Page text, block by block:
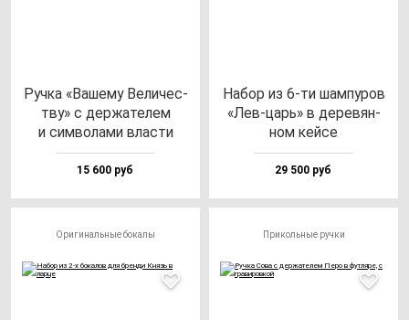
Руч­ка «Ваше­му Вели­чес­
тву» с дер­жа­те­лем
и сим­во­ла­ми влас­ти
15 600 руб
Набор из 6-ти шам­пу­ров
«Лев-царь» в де­ре­вян­
ном кей­се
29 500 руб
Оригинальные бокалы Прикольные ручки